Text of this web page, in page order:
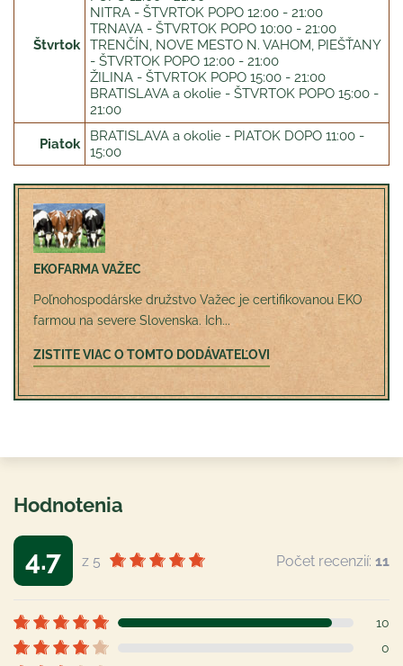
Štvrtok
NITRA - ŠTVRTOK POPO 12:00 - 21:00
TRNAVA - ŠTVRTOK POPO 10:00 - 21:00
TRENČÍN, NOVE MESTO N. VAHOM, PIEŠŤANY
- ŠTVRTOK POPO 12:00 - 21:00
ŽILINA - ŠTVRTOK POPO 15:00 - 21:00
BRATISLAVA a okolie - ŠTVRTOK POPO 15:00 -
21:00
Piatok
BRATISLAVA a okolie - PIATOK DOPO 11:00 -
15:00
EKOFARMA VAŽEC
Poľnohospodárske družstvo Važec je certifikovanou EKO
farmou na severe Slovenska. Ich...
ZISTITE VIAC O TOMTO DODÁVATEĽOVI
Hodnotenia
4.7 z 5 Počet recenzií: 11
10
0